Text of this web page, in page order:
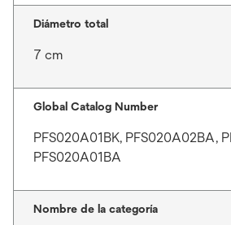
Diámetro total
7 cm
Global Catalog Number
PFS020A01BK, PFS020A02BA,
PFS020A01BA
Nombre de la categoría